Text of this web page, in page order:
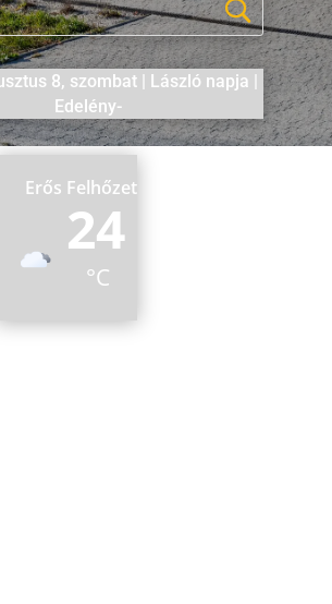
8, szombat | László napja |
Edelény-
24
°C
Erős Felhőzet